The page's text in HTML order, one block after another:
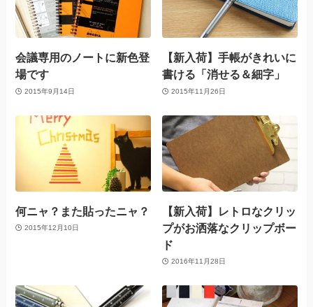
会議専用のノートに新色登
場です
2015年9月14日
【新入荷】手帳がきれいに
書ける「消せる＆細字」
2015年11月26日
何ニャ？また貼ったニャ？
2015年12月10日
【新入荷】レトロなクリッ
プがお洒落なクリップボー
ド
2016年11月28日